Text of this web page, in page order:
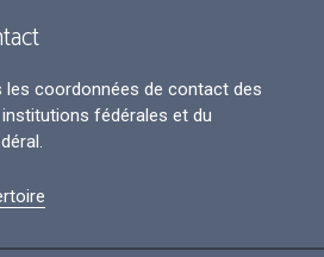
les coordonnées de contact des
fédérales et du